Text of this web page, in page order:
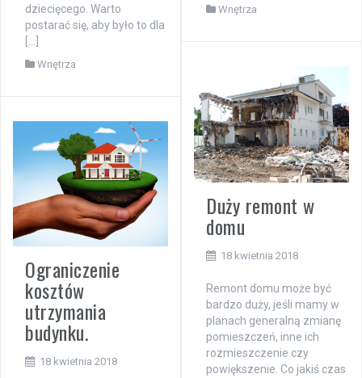
dziecięcego. Warto
postarać się, aby było to dla
[…]
Wnętrza
Wnętrza
Duży remont w
domu
18 kwietnia 2018
Remont domu może być
bardzo duży, jeśli mamy w
planach generalną zmianę
pomieszczeń, inne ich
rozmieszczenie czy
powiększenie. Co jakiś czas
Ograniczenie
kosztów
utrzymania
budynku.
18 kwietnia 2018